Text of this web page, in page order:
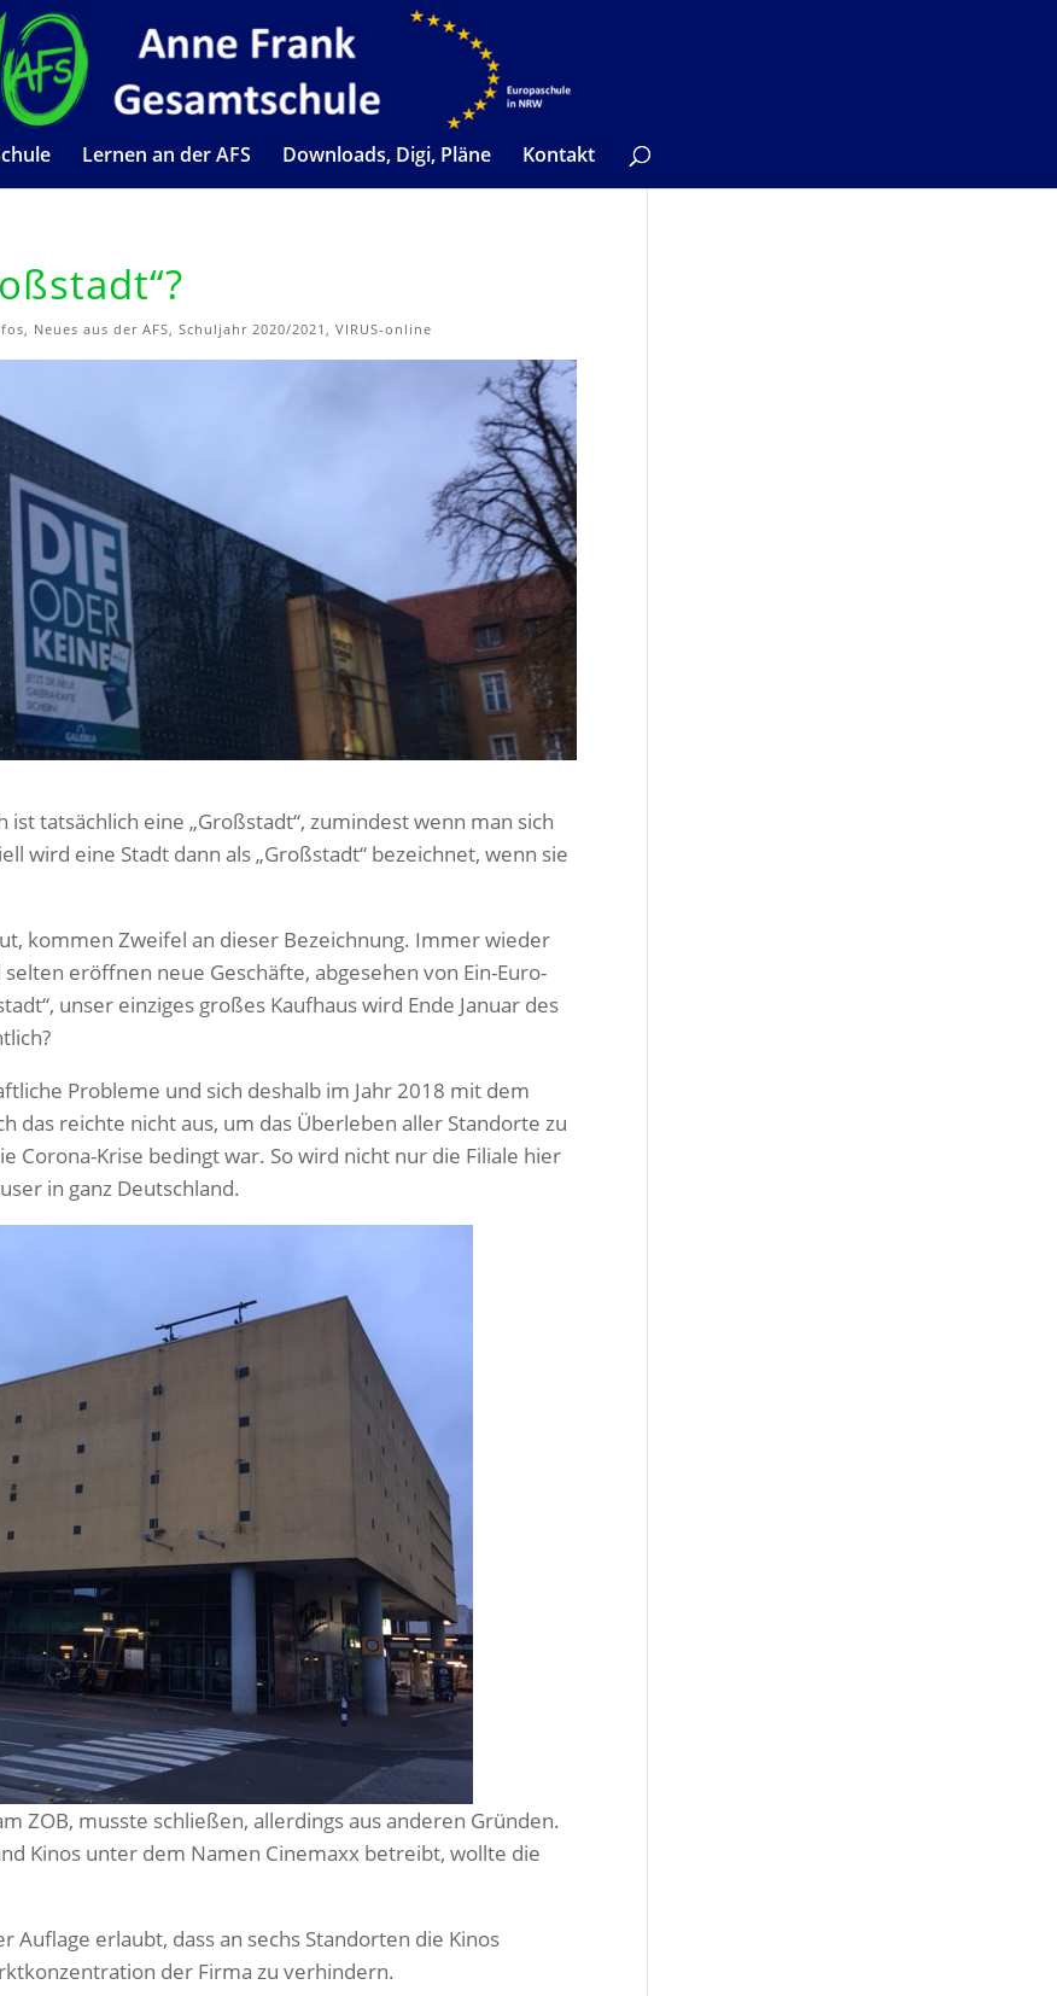
Lernen an der AFS Downloads, Digi, Pläne Kontakt
, Neues aus der AFS,Schuljahr 2020/2021,VIRUS-online
ist tatsächlich eine „Großstadt“, zumindest wenn man sich
wird eine Stadt dann als „Großstadt“ bezeichnet, wenn sie
kommen Zweifel an dieser Bezeichnung. Immer wieder
eröffnen neue Geschäfte, abgesehen von Ein-Euro-
unser einziges großes Kaufhaus wird Ende Januar des
Probleme und sich deshalb im Jahr 2018 mit dem
das reichte nicht aus, um das Überleben aller Standorte zu
Corona-Krise bedingt war. So wird nicht nur die Filiale hier
in ganz Deutschland.
ZOB, musste schließen, allerdings aus anderen Gründen.
Kinos unter dem Namen Cinemaxx betreibt, wollte die
erlaubt, dass an sechs Standorten die Kinos
der Firma zu verhindern.